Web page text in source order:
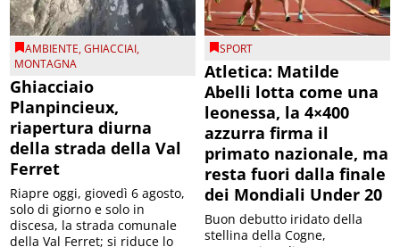
AMBIENTE,GHIACCIAI,
MONTAGNA
Ghiacciaio
Planpincieux,
riapertura diurna
della strada della Val
Ferret
Riapre oggi, giovedì 6 agosto,
solo di giorno e solo in
discesa, la strada comunale
della Val Ferret; si riduce lo
SPORT
Atletica: Matilde
Abelli lotta come una
leonessa, la 4×400
azzurra firma il
primato nazionale, ma
resta fuori dalla finale
dei Mondiali Under 20
Buon debutto iridato della
stellina della Cogne,